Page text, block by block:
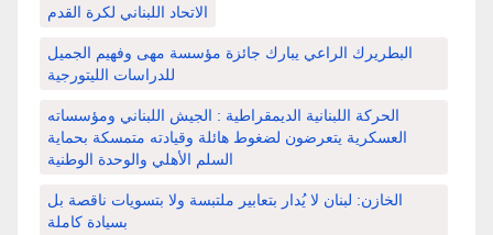
الاتحاد اللبناني لكرة القدم
البطريرك الراعي يبارك جائزة مؤسسة مهى وفهيم الجميل
للدراسات الليتورجية
الحركة اللبنانية الديمقراطية : الجيش اللبناني ومؤسساته
العسكرية يتعرضون لضغوط هائلة وقيادته متمسكة بحماية
السلم الأهلي والوحدة الوطنية
الخازن: لبنان لا يُدار بتعابير ملتبسة ولا بتسويات ناقصة بل
بسيادة كاملة